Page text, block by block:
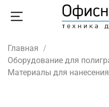
Главная
Оборудование для
Материалы для